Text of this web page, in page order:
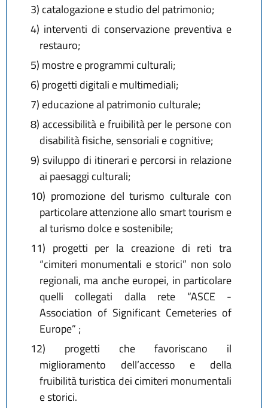
3) catalogazione e studio del patrimonio;
4) interventi di conservazione preventiva e
restauro;
5) mostre e programmi culturali;
6) progetti digitali e multimediali;
7) educazione al patrimonio culturale;
8) accessibilità e fruibilità per le persone con
disabilità fisiche, sensoriali e cognitive;
9) sviluppo di itinerari e percorsi in relazione
ai paesaggi culturali;
10) promozione del turismo culturale con
particolare attenzione allo smart tourism e
al turismo dolce e sostenibile;
11) progetti per la creazione di reti tra
“cimiteri monumentali e storici” non solo
regionali, ma anche europei, in particolare
quelli collegati dalla rete “ASCE -
Association of Significant Cemeteries of
Europe” ;
12) progetti che favoriscano il
miglioramento dell’accesso e della
fruibilità turistica dei cimiteri monumentali
e storici.